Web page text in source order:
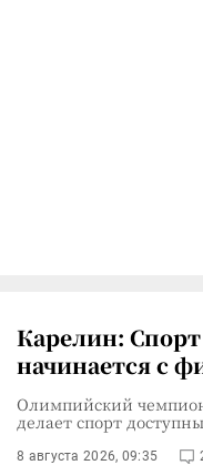
Карелин:
начинается с
Олимпийский
делает спорт
8 августа 2026, 09:35